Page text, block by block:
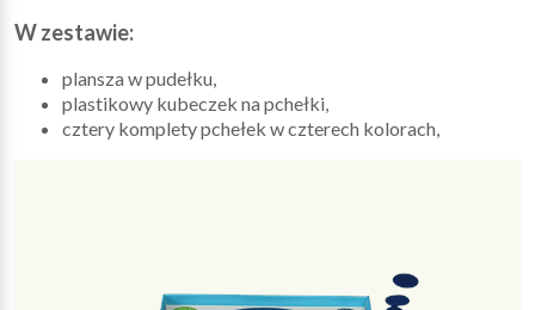
W zestawie:
plansza w pudełku,
plastikowy kubeczek na pchełki,
cztery komplety pchełek w czterech kolorach,